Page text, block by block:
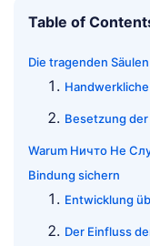
Table of
Die tragenden
Besetzung
Warum Ничто Не
Bindung sichern
Entwicklung
Der Einfluss